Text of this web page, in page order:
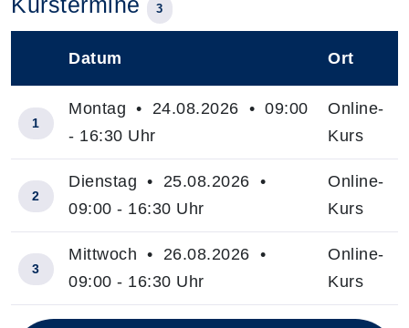
3
Insgesamt gibt es 3 Termine zum diesen Kurs
Datum Ort
1
Montag • 24.08.2026 • 09:00
- 16:30 Uhr
Online-
Kurs
2
Dienstag • 25.08.2026 •
09:00 - 16:30 Uhr
Online-
Kurs
3
Mittwoch • 26.08.2026 •
09:00 - 16:30 Uhr
Online-
Kurs